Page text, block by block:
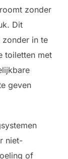
zonder
Dit
zonder in te
toiletten met
geven
niet-
of